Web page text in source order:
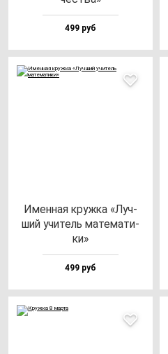
499 руб
Имен­ная круж­ка «Луч­
ший учи­тель ма­те­ма­ти­
ки»
499 руб